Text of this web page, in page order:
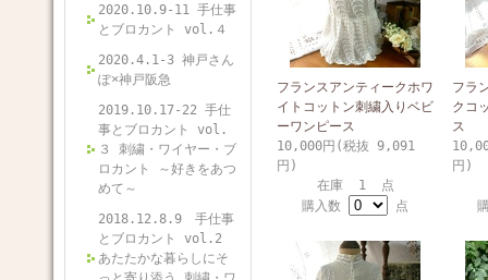
2020.10.9-11 手仕事
とブロカント vol.４
2020.4.1-3 神戸さん
ぽ×神戸阪急
2019.10.17-22 手仕
事とブロカント vol.
３ 刺繍・ワイヤー・ブ
ロカント ～好きをあつ
めて～
2018.12.8.9 手仕事
とブロカント vol.2
あたたかな暮らしにそ
フランスアンティークホワ
イトコットン刺繍入りベビ
ーワンピース
10,000円(税抜 9,091
円)
在庫 1 点
購入数
点
フラ
クコ
ス
円)